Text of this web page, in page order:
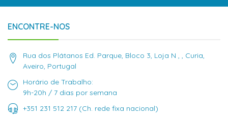
ENCONTRE-NOS
Rua dos Plátanos Ed. Parque, Bloco 3, Loja N , , Curia,
Aveiro, Portugal
Horário de Trabalho:
9h-20h / 7 dias por semana
+351 231 512 217 (Ch. rede fixa nacional)